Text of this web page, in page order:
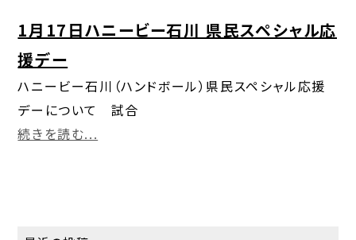
1月17日ハニービー石川 県民スペシャル応
援デー
ハニービー石川（ハンドボール）県民スペシャル応援
デーについて 試合
続きを読む...